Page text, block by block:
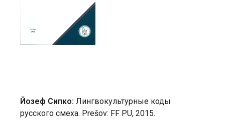
Йозеф Сипко: Лингвокультурные коды
русского смеха. Prešov: FF PU, 2015.